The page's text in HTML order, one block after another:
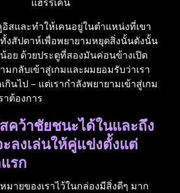
สและทําให้เคนอยู่ในตําแหน่งที่เขา
งสัปดาห์เพื่อพยายามหยุดสิ่งนั้นดังนั้น
น้อย ด้วยประตูที่สองมันค่อนข้างเปิด
มกลับเข้าสู่เกมและผมยอมรับว่าเรา
นไป – แต่เรากําลังพยายามเข้าสู่เกม
ต้องการ
คว้าชัยชนะได้ในและถึง
ลงเล่นให้คู่แข่งตั้งแต่
รก
มายของเราไว้ในกล่องมีสิ่งดีๆ มาก